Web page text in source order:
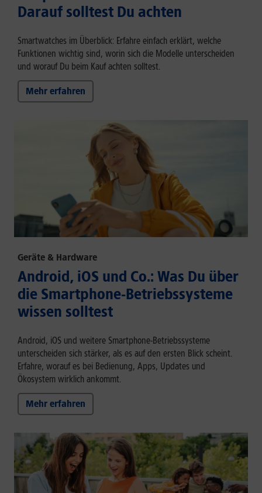
Darauf solltest Du achten
Smartwatches im Überblick: Erfahre einfach erklärt, welche
Funktionen wichtig sind, worin sich die Modelle unterscheiden
und worauf Du beim Kauf achten solltest.
Mehr erfahren
Geräte & Hardware
Android, iOS und Co.: Was Du über
die Smartphone-Betriebssysteme
wissen solltest
Android, iOS und weitere Smartphone-Betriebssysteme
unterscheiden sich stärker, als es auf den ersten Blick scheint.
Erfahre, worauf es bei Bedienung, Apps, Updates und
Ökosystem wirklich ankommt.
Mehr erfahren